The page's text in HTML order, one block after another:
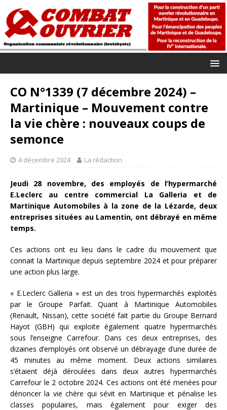
CO N°1339 (7 décembre 2024) –
Martinique – Mouvement contre
la vie chère : nouveaux coups de
semonce
4 décembre 2024 La rédaction
Jeudi 28 novembre, des employés de l’hypermarché
E.Leclerc au centre commercial La Galleria et de
Martinique Automobiles à la zone de la Lézarde, deux
entreprises situées au Lamentin, ont débrayé en même
temps.
Ces actions ont eu lieu dans le cadre du mouvement que
connait la Martinique depuis septembre 2024 et pour préparer
une action plus large.
« E.Leclerc Galleria » est un des trois hypermarchés exploités
par le Groupe Parfait. Quant à Martinique Automobiles
(Renault, Nissan), cette société fait partie du Groupe Bernard
Hayot (GBH) qui exploite également quatre hypermarchés
sous l’enseigne Carrefour. Dans ces deux entreprises, des
dizaines d’employés ont observé un débrayage d’une durée de
45 minutes au même moment. Deux actions similaires
s’étaient déjà déroulées dans deux autres hypermarchés
Carrefour le 2 octobre 2024. Ces actions ont été menées pour
dénoncer la vie chère qui sévit en Martinique et pénalise les
classes populaires, mais également pour exiger des